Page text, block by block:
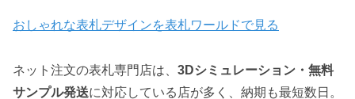
おしゃれな表札デザインを表札ワールドで見る
ネット注文の表札専門店は、 3Dシミュレーション・無料
サンプル発送に対応している店が多く、納期も最短数日。